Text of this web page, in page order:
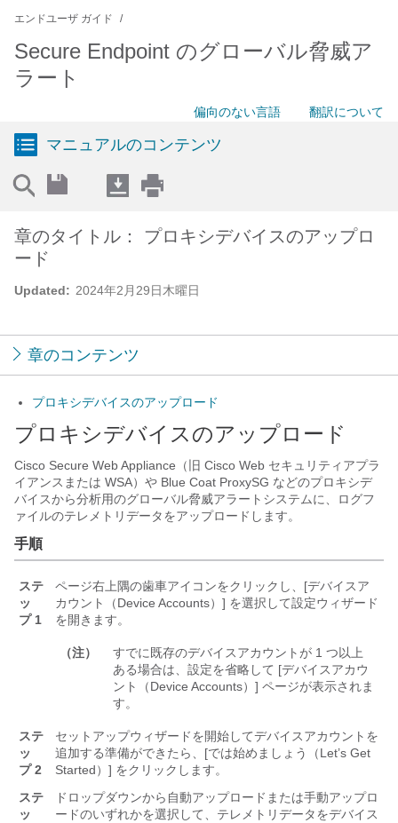
エンドユーザ ガイド
Secure Endpoint のグローバル脅威ア
ラート
偏向のない言語 翻訳について
マニュアルのコンテンツ
Updated: 2024年2月29日木曜日
章のタイトル： プロキシデバイスのアップロ
ード
章のコンテンツ
プロキシデバイスのアップロード
プロキシデバイスのアップロード
Cisco Secure Web Appliance（旧 Cisco Web セキュリティアプラ
イアンスまたは WSA）や Blue Coat ProxySG などのプロキシデ
バイスから分析用のグローバル脅威アラートシステムに、ログフ
ァイルのテレメトリデータをアップロードします。
手順
ステ
ッ
プ 1
ページ右上隅の歯車アイコンをクリックし、[デバイスア
カウント（Device Accounts）] を選択して設定ウィザード
を開きます。
（注）
すでに既存のデバイスアカウントが 1 つ以上
ある場合は、設定を省略して [デバイスアカウ
ント（Device Accounts）] ページが表示されま
す。
ステ
ッ
プ 2
セットアップウィザードを開始してデバイスアカウントを
追加する準備ができたら、[では始めましょう（Let’s Get
Started）] をクリックします。
ステ
ッ
ドロップダウンから自動アップロードまたは手動アップロ
ードのいずれかを選択して、テレメトリデータをデバイス